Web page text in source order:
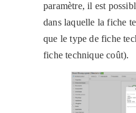
paramètre, il est
dans laquelle la fiche
que le type de fiche
fiche technique coût).